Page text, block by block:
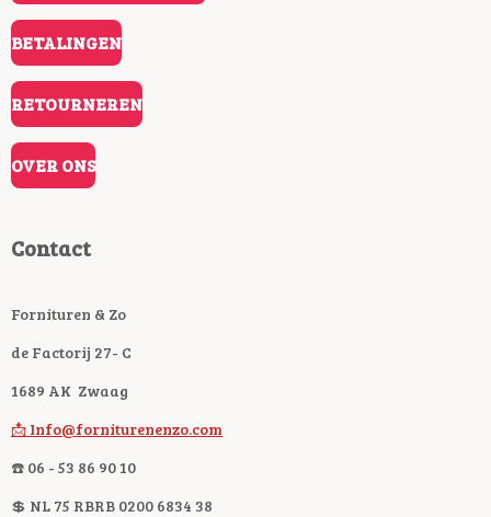
BETALINGEN
RETOURNEREN
OVER ONS
Contact
Fornituren & Zo
de Factorij 27- C
1689 AK Zwaag
📩 Info@forniturenenzo.com
☎️ 06 - 53 86 90 10
💲 NL 75 RBRB 0200 6834 38